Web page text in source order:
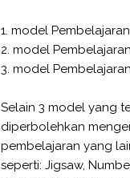
1. model
2. model
3. model
Selain 3 model yang
diperbolehkan
pembelajaran yang
seperti: Jigsaw,